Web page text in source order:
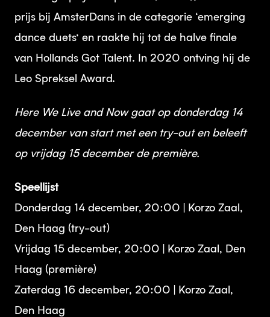
prijs bij AmsterDans in de categorie ‘emerging
dance duets’ en raakte hij tot de halve finale
van Hollands Got Talent. In 2020 ontving hij de
Leo Spreksel Award.
Here We Live and Now gaat op donderdag 14
december van start met een try-out en beleeft
op vrijdag 15 december de première.
Speellijst
Donderdag 14 december, 20:00 | Korzo Zaal,
Den Haag (try-out)
Vrijdag 15 december, 20:00 | Korzo Zaal, Den
Haag (première)
Zaterdag 16 december, 20:00 | Korzo Zaal,
Den Haag